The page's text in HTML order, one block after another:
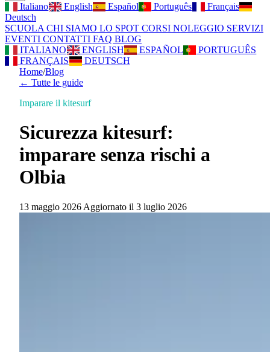
Italiano English Español Português
Français
Deutsch
SCUOLA CHI SIAMO LO SPOT CORSI NOLEGGIO SERVIZI
EVENTI CONTATTI FAQ BLOG
ITALIANO
ENGLISH ESPAÑOL
PORTUGUÊS
FRANÇAIS
DEUTSCH
Home/Blog
← Tutte le guide
Imparare il kitesurf
Sicurezza kitesurf:
imparare senza rischi a
Olbia
13 maggio 2026 Aggiornato il 3 luglio 2026